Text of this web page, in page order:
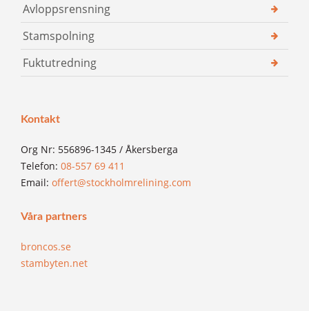
Avloppsrensning
Stamspolning
Fuktutredning
Kontakt
Org Nr: 556896-1345 / Åkersberga
Telefon: 08-557 69 411
Email: offert@stockholmrelining.com
Våra partners
broncos.se
stambyten.net